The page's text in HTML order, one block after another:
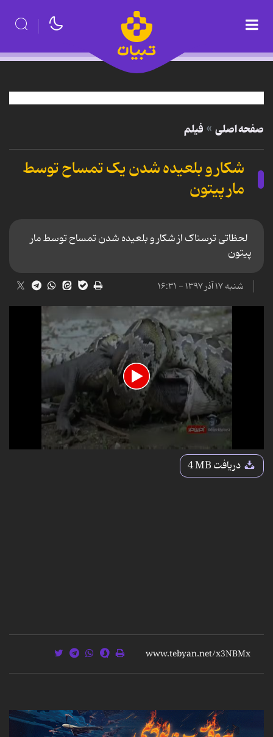
صفحه اصلی فیلم
شکار و بلعیده شدن یک تمساح توسط
مار پیتون
لحظاتی ترسناک از شکار و بلعیده شدن تمساح توسط مار
پیتون
شنبه ۱۷ آذر ۱۳۹۷ - ۱۶:۳۱
0
دریافت4 MB